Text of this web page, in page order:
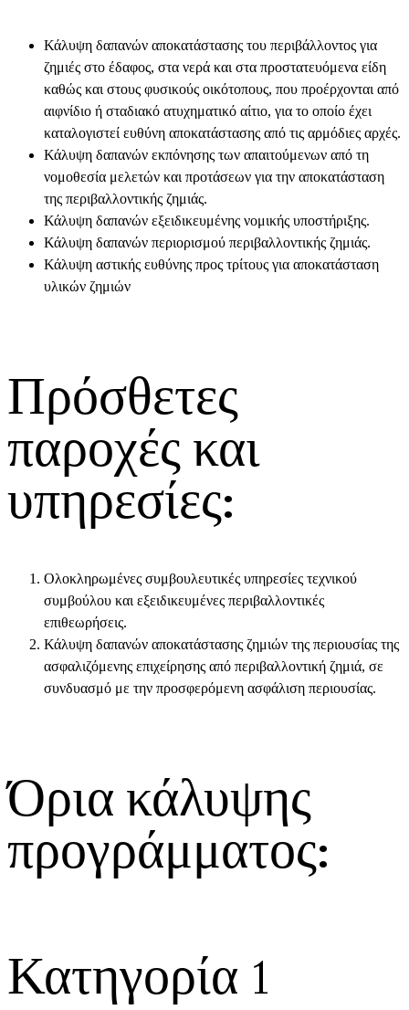
Κάλυψη δαπανών αποκατάστασης του περιβάλλοντος για
ζημιές στο έδαφος, στα νερά και στα προστατευόμενα είδη
καθώς και στους φυσικούς οικότοπους, που προέρχονται από
αιφνίδιο ή σταδιακό ατυχηματικό αίτιο, για το οποίο έχει
καταλογιστεί ευθύνη αποκατάστασης από τις αρμόδιες αρχές.
Κάλυψη δαπανών εκπόνησης των απαιτούμενων από τη
νομοθεσία μελετών και προτάσεων για την αποκατάσταση
της περιβαλλοντικής ζημιάς.
Κάλυψη δαπανών εξειδικευμένης νομικής υποστήριξης.
Κάλυψη δαπανών περιορισμού περιβαλλοντικής ζημιάς.
Κάλυψη αστικής ευθύνης προς τρίτους για αποκατάσταση
υλικών ζημιών
Πρόσθετες
παροχές και
υπηρεσίες:
Ολοκληρωμένες συμβουλευτικές υπηρεσίες τεχνικού
συμβούλου και εξειδικευμένες περιβαλλοντικές
επιθεωρήσεις.
Κάλυψη δαπανών αποκατάστασης ζημιών της περιουσίας της
ασφαλιζόμενης επιχείρησης από περιβαλλοντική ζημιά, σε
συνδυασμό με την προσφερόμενη ασφάλιση περιουσίας.
Όρια κάλυψης
προγράμματος:
Κατηγορία 1